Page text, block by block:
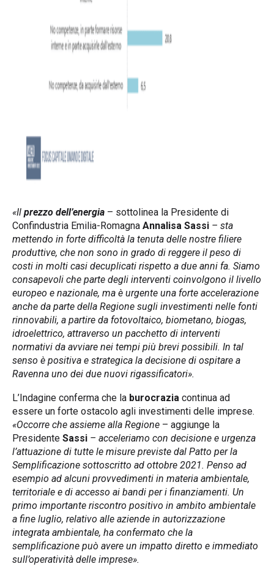
«Il prezzo dell’energia – sottolinea la Presidente di
Confindustria Emilia-Romagna Annalisa Sassi – sta
mettendo in forte difficoltà la tenuta delle nostre filiere
produttive, che non sono in grado di reggere il peso di
costi in molti casi decuplicati rispetto a due anni fa. Siamo
consapevoli che parte degli interventi coinvolgono il livello
europeo e nazionale, ma è urgente una forte accelerazione
anche da parte della Regione sugli investimenti nelle fonti
rinnovabili, a partire da fotovoltaico, biometano, biogas,
idroelettrico, attraverso un pacchetto di interventi
normativi da avviare nei tempi più brevi possibili. In tal
senso è positiva e strategica la decisione di ospitare a
Ravenna uno dei due nuovi rigassificatori».
L’Indagine conferma che la burocrazia continua ad
essere un forte ostacolo agli investimenti delle imprese.
«Occorre che assieme alla Regione – aggiunge la
Presidente Sassi – acceleriamo con decisione e urgenza
l’attuazione di tutte le misure previste dal Patto per la
Semplificazione sottoscritto ad ottobre 2021. Penso ad
esempio ad alcuni provvedimenti in materia ambientale,
territoriale e di accesso ai bandi per i finanziamenti. Un
primo importante riscontro positivo in ambito ambientale
a fine luglio, relativo alle aziende in autorizzazione
integrata ambientale, ha confermato che la
semplificazione può avere un impatto diretto e immediato
sull’operatività delle imprese».